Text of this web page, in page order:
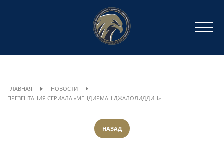
ГЛАВНАЯ
НОВОСТИ
ПРЕЗЕНТАЦИЯ СЕРИАЛА «МЕНДИРМАН ДЖАЛОЛИДДИН»
НАЗАД